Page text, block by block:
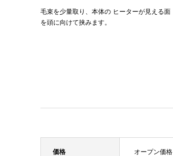
毛束を少量取り、本体の ヒーターが見える面
を頭に向けて挟みます。
価格 オープン価格